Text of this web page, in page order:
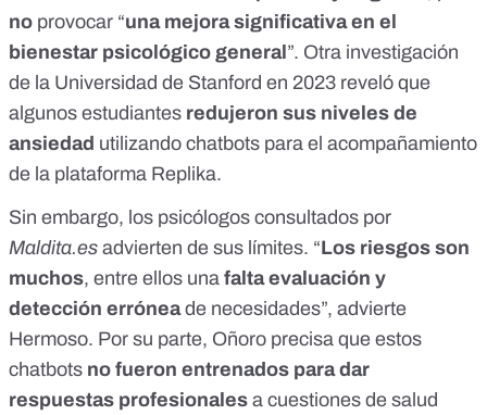
no provocar “una mejora significativa en el
bienestar psicológico general”. Otra investigación
de la Universidad de Stanford en 2023 reveló que
algunos estudiantes redujeron sus niveles de
ansiedad utilizando chatbots para el acompañamiento
de la plataforma Replika.
Sin embargo, los psicólogos consultados por
Maldita.es advierten de sus límites. “Los riesgos son
muchos, entre ellos una falta evaluación y
detección erróneade necesidades”, advierte
Hermoso. Por su parte, Oñoro precisa que estos
chatbots no fueron entrenados para dar
respuestas profesionales a cuestiones de salud